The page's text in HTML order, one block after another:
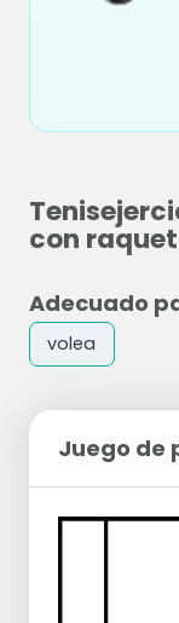
con
Adecuado
volea
Juego de